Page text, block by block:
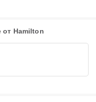
от Hamilton